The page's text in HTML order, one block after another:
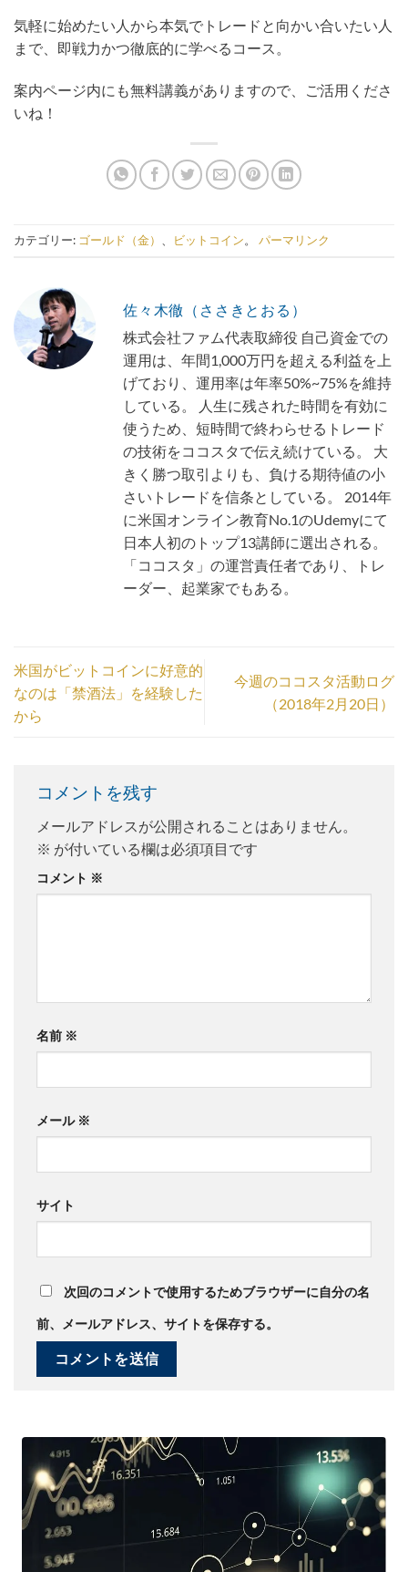
気軽に始めたい人から本気でトレードと向かい合いたい人
まで、即戦力かつ徹底的に学べるコース。
案内ページ内にも無料講義がありますので、ご活用くださ
いね！
カテゴリー: ゴールド（金） ビットコイン。 パーマリンク
佐々木徹（ささきとおる）
株式会社ファム代表取締役 自己資金での
運用は、年間1,000万円を超える利益を上
げており、運用率は年率50%~75%を維持
している。 人生に残された時間を有効に
使うため、短時間で終わらせるトレード
の技術をココスタで伝え続けている。 大
きく勝つ取引よりも、負ける期待値の小
さいトレードを信条としている。 2014年
に米国オンライン教育No.1のUdemyにて
日本人初のトップ13講師に選出される。
「ココスタ」の運営責任者であり、トレ
ーダー、起業家でもある。
米国がビットコインに好意的
なのは「禁酒法」を経験した
から
今週のココスタ活動ログ
（2018年2月20日）
コメントを残す
メールアドレスが公開されることはありません。
※ が付いている欄は必須項目です
コメント ※
名前 ※
メール ※
サイト
次回のコメントで使用するためブラウザーに自分の名
前、メールアドレス、サイトを保存する。